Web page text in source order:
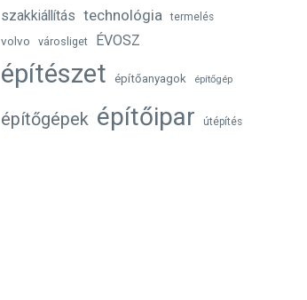
szakkiállítás technológia termelés
volvo városliget ÉVOSZ
építészet építőanyagok építőgép
építőgépek építőipar útépítés